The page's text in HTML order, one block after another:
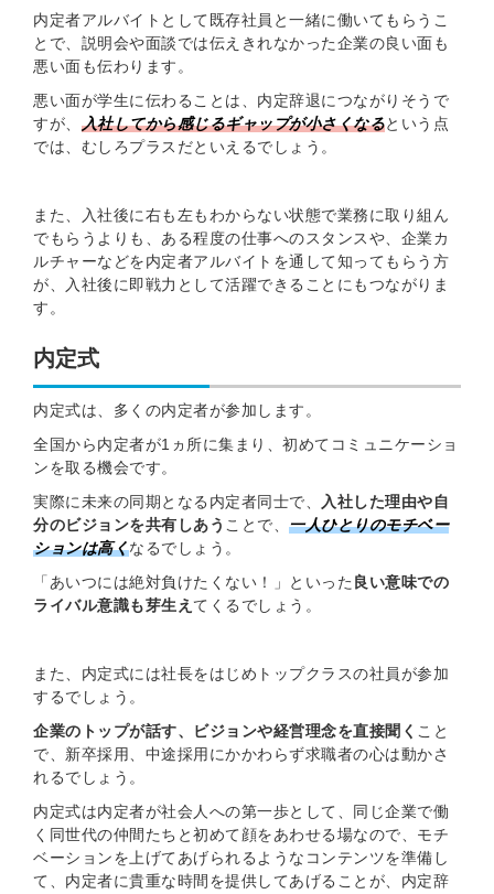
内定者アルバイトとして既存社員と一緒に働いてもらうこ
とで、説明会や面談では伝えきれなかった企業の良い面も
悪い面も伝わります。
悪い面が学生に伝わることは、内定辞退につながりそうで
すが、 入社してから感じるギャップが小さくなるという点
では、むしろプラスだといえるでしょう。
また、入社後に右も左もわからない状態で業務に取り組ん
でもらうよりも、ある程度の仕事へのスタンスや、企業カ
ルチャーなどを内定者アルバイトを通して知ってもらう方
が、入社後に即戦力として活躍できることにもつながりま
す。
内定式
内定式は、多くの内定者が参加します。
全国から内定者が1ヵ所に集まり、初めてコミュニケーショ
ンを取る機会です。
実際に未来の同期となる内定者同士で、 入社した理由や自
分のビジョンを共有しあう ことで、 一人ひとりのモチベー
ションは高くなるでしょう。
「あいつには絶対負けたくない！」といった 良い意味での
ライバル意識も芽生え てくるでしょう。
また、内定式には社長をはじめトップクラスの社員が参加
するでしょう。
企業のトップが話す、ビジョンや経営理念を直接聞く こと
で、新卒採用、中途採用にかかわらず求職者の心は動かさ
れるでしょう。
内定式は内定者が社会人への第一歩として、同じ企業で働
く同世代の仲間たちと初めて顔をあわせる場なので、モチ
ベーションを上げてあげられるようなコンテンツを準備し
て、内定者に貴重な時間を提供してあげることが、内定辞